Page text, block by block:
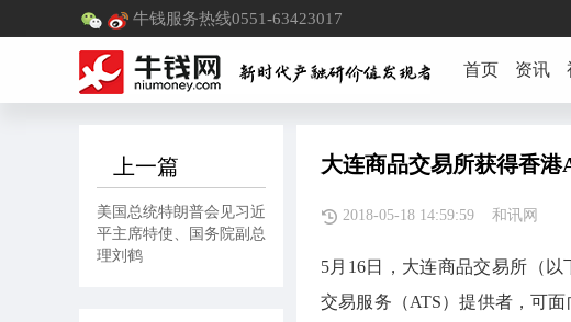
牛钱服务热线0551-63423017
首页 资讯
上一篇
美国总统特朗普会见习近
平主席特使、国务院副总
理刘鹤
大连商品交易所获得香港
2018-05-18 14:59:59 和讯网
5月16日，大连商品交易所（以
交易服务（ATS）提供者，可